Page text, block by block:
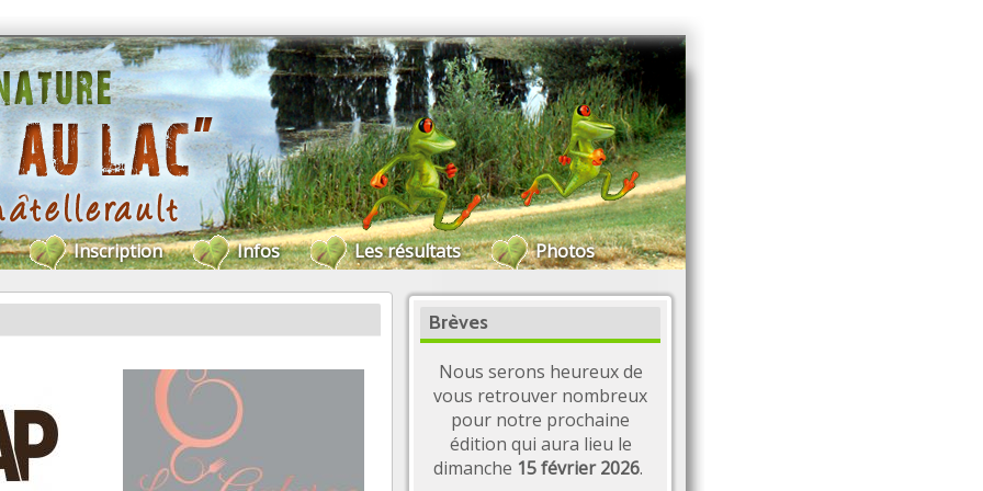
Inscription Infos Les résultats Photos
Brèves
Nous serons heureux de
vous retrouver nombreux
pour notre prochaine
édition qui aura lieu le
dimanche 15 février 2026.